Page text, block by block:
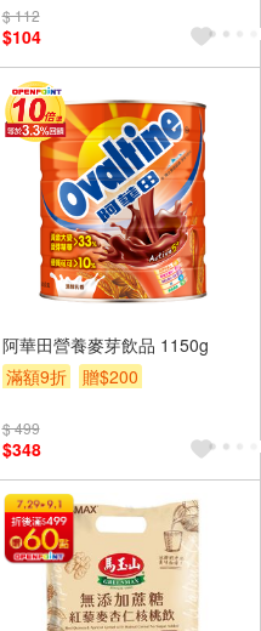
$ 112
$104
阿華田營養麥芽飲品 1150g
滿額9折
贈$200
$ 499
$348